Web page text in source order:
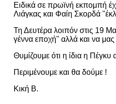
Ειδικά σε πρωϊνή εκπομπή
Λιάγκας και Φαίη Σκορδά
Τη Δευτέρα λοιπόν στις 19
γέννα εποχή" αλλά και να
Θυμίζουμε ότι η ίδια η
Περιμένουμε και θα δούμε !
Κική Β.